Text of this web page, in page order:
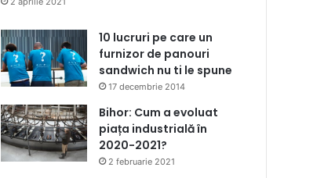
10 lucruri pe care un
furnizor de panouri
sandwich nu ti le spune
17 decembrie 2014
Bihor: Cum a evoluat
piața industrială în
2020-2021?
2 februarie 2021